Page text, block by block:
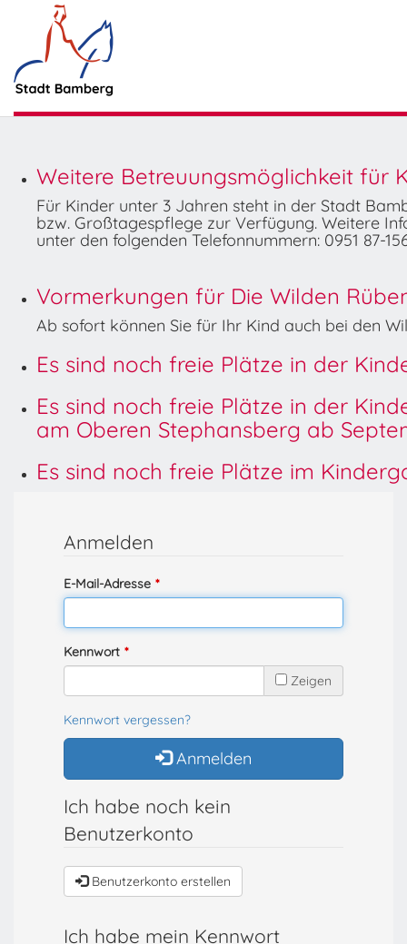
Weitere Betreuungsmöglichkeit für
Für Kinder unter 3 Jahren steht in der Stadt
bzw. Großtagespflege zur Verfügung. Weitere
unter den folgenden Telefonnummern: 0951 87-
Vormerkungen für Die Wilden
Ab sofort können Sie für Ihr Kind auch bei den
Es sind noch freie Plätze in der
Es sind noch freie Plätze in der
am Oberen Stephansberg ab
Es sind noch freie Plätze im
Anmelden
E-Mail-Adresse
Kennwort
Zeigen
Kennwort vergessen?
Anmelden
Ich habe noch kein
Benutzerkonto
Benutzerkonto erstellen
Ich habe mein Kennwort